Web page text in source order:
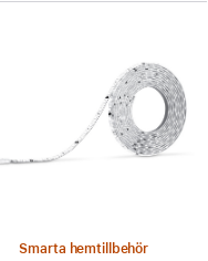
Smarta hemtillbehör